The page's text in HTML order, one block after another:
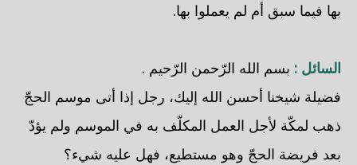
بها فيما سبق أم لم يعملوا بها.
السائل : بسم الله الرّحمن الرّحيم .
فضيلة شيخنا أحسن الله إليك، رجل إذا أتى موسم الحجّ
ذهب لمكّة لأجل العمل المكلّف به في الموسم ولم يؤدّ
بعد فريضة الحجّ وهو مستطيع، فهل عليه شيء؟